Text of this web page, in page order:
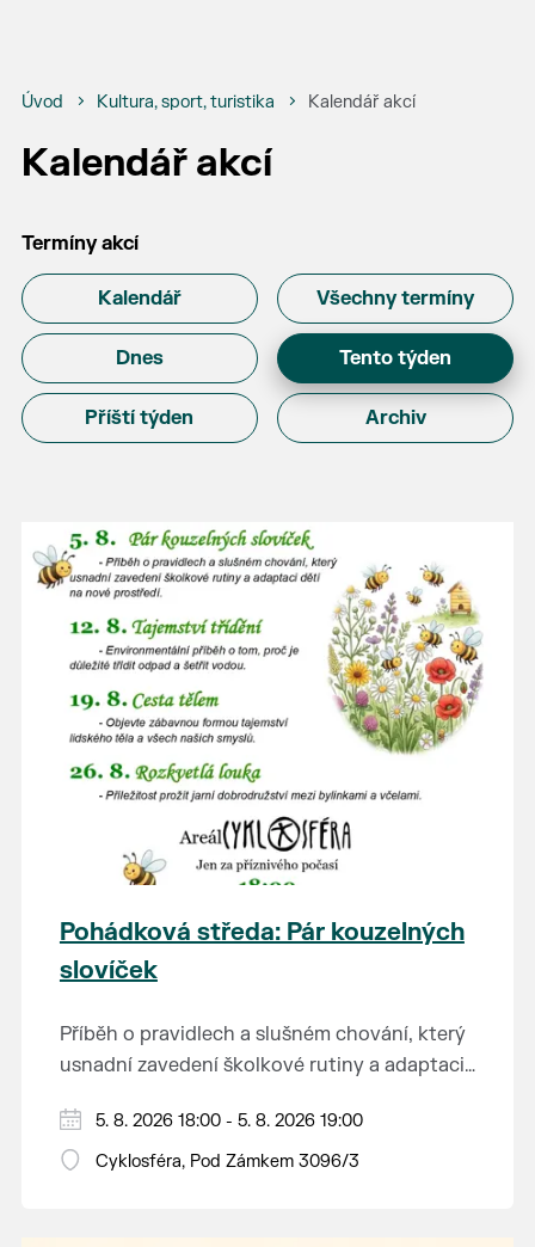
Úvod Kultura, sport, turistika Kalendář akcí
Kalendář akcí
Termíny akcí
Kalendář Všechny termíny
Dnes Tento týden
Příští týden Archiv
Pohádková středa: Pár kouzelných
slovíček
Příběh o pravidlech a slušném chování, který
usnadní zavedení školkové rutiny a adaptaci
Hraje se jen za příznivého počasí.
Vstupné dobrovolné.
5. 8. 2026 18:00 - 5. 8. 2026 19:00
Cyklosféra, Pod Zámkem 3096/3